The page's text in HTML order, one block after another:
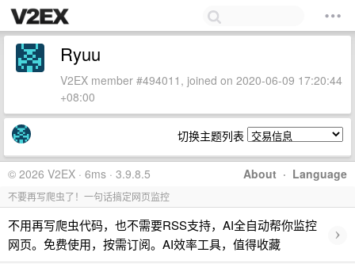
Ryuu
V2EX member #494011, joined on 2020-06-09 17:20:44
+08:00
切换主题列表
About · Language
© 2026 V2EX · 6ms · 3.9.8.5
不要再写爬虫了！一句话搞定网页监控
不用再写爬虫代码，也不需要RSS支持，AI全自动帮你监控
网页。免费使用，按需订阅。AI效率工具，值得收藏
›